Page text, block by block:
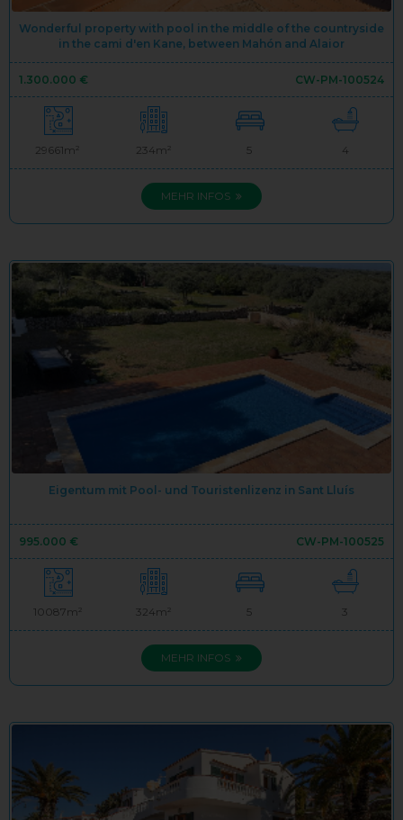
Wonderful property with pool in the middle of the countryside
in the cami d'en Kane, between Mahón and Alaior
1.300.000 € CW-PM-100524
29661m² 234m² 5 4
MEHR INFOS
Eigentum mit Pool- und Touristenlizenz in Sant Lluís
995.000 € CW-PM-100525
10087m² 324m² 5 3
MEHR INFOS